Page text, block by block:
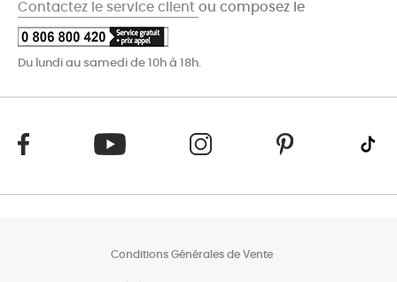
Contactez le service client ou composez le
Du lundi au samedi de 10h à 18h.
Conditions Générales de Vente